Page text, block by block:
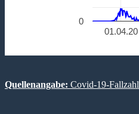
01.04.20
0
Quellenangabe: Covid-19-